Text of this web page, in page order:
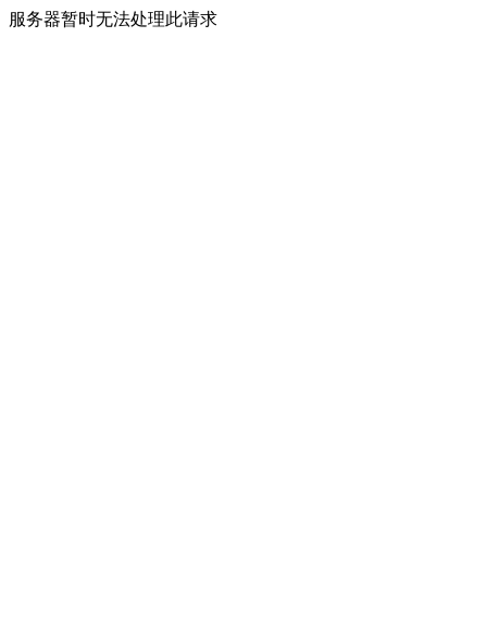
服务器暂时无法处理此请求